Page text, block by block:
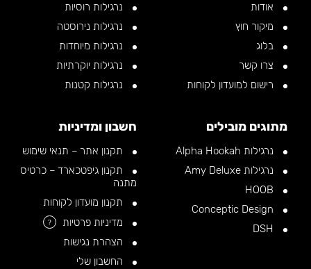
אודות
מיקור חוץ
בלוג
צרו קשר
רישום למועדון לקוחות
נרגילות רוסיות
נרגילות נירוסטה
נרגילות מיוחדות
נרגילות יוקרתיות
נרגילות קטנות
מתוגים מובילים
נרגילות Alpha Hookah
נרגילות Amy Deluxe
חשבון ומדיניות
תקנון אתר – תנאי שימוש
תקנון גיפטכארד – כרטיס
מתנה
תקנון מועדון לקוחות
מדיניות פרטיות
?
הצהרת נגישות
החשבון שלי